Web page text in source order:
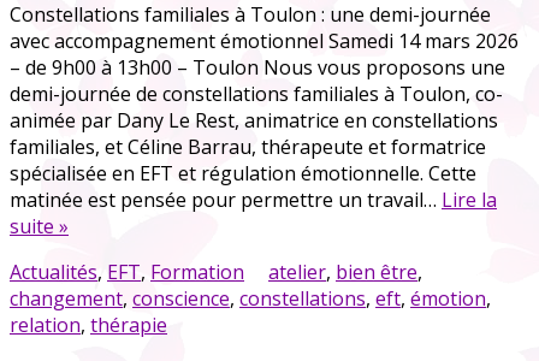
Constellations familiales à Toulon : une demi-journée
avec accompagnement émotionnel Samedi 14 mars 2026
– de 9h00 à 13h00 – Toulon Nous vous proposons une
demi-journée de constellations familiales à Toulon, co-
animée par Dany Le Rest, animatrice en constellations
familiales, et Céline Barrau, thérapeute et formatrice
spécialisée en EFT et régulation émotionnelle. Cette
matinée est pensée pour permettre un travail… Lire la
suite »
Actualités, EFT, Formation atelier, bien être,
changement, conscience, constellations, eft, émotion,
relation, thérapie